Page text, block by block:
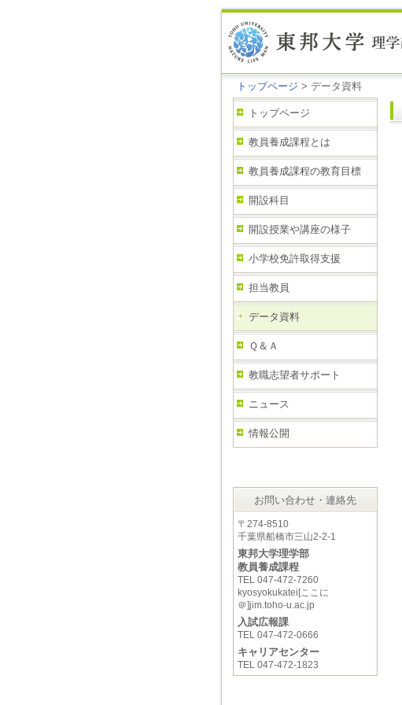
トップページ > データ資料
トップページ
教員養成課程とは
教員養成課程の教育目標
開設科目
開設授業や講座の様子
小学校免許取得支援
担当教員
データ資料
Ｑ＆Ａ
教職志望者サポート
ニュース
情報公開
お問い合わせ・連絡先
〒274-8510
千葉県船橋市三山2-2-1
東邦大学理学部
教員養成課程
TEL 047-472-7260
kyosyokukatei[ここに
＠]jim.toho-u.ac.jp
入試広報課
TEL 047-472-0666
キャリアセンター
TEL 047-472-1823